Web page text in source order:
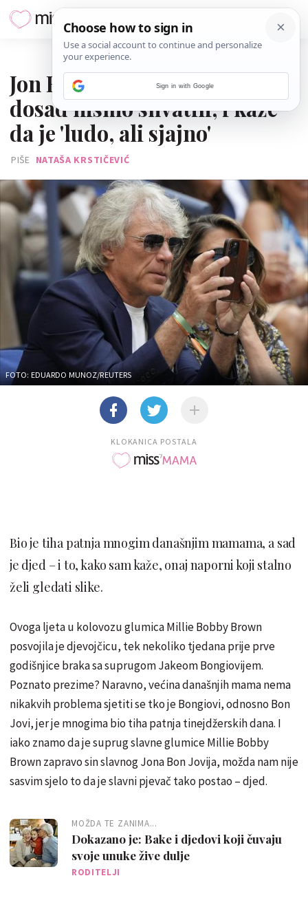
Jon Bon Jovi je djed, ako
dosad nismo shvatili, i kaže
da je 'ludo, ali sjajno'
PIŠE NATAŠA KRSTIČEVIĆ
FOTO: EDUARDO MUNOZ/REUTERS
KLOKANICA POSTALA
Bio je tiha patnja mnogim današnjim mamama, a sad
je djed – i to, kako sam kaže, onaj naporni koji stalno
želi gledati slike.
Ovoga ljeta u kolovozu glumica Millie Bobby Brown
posvojila je djevojčicu, tek nekoliko tjedana prije prve
godišnjice braka sa suprugom Jakeom Bongiovijem.
Poznato prezime? Naravno, većina današnjih mama nema
nikakvih problema sjetiti se tko je Bongiovi, odnosno Bon
Jovi, jer je mnogima bio tiha patnja tinejdžerskih dana. I
iako znamo da je suprug slavne glumice Millie Bobby
Brown zapravo sin slavnog Jona Bon Jovija, možda nam nije
sasvim sjelo to da je slavni pjevač tako postao – djed.
MOŽDA TE ZANIMA...
Dokazano je: Bake i djedovi koji čuvaju
svoje unuke žive dulje
RODITELJI
Sign in with Google